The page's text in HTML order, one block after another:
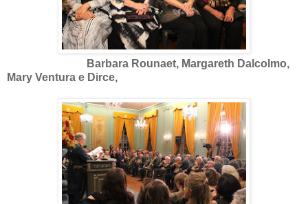
Barbara Rounaet, Margareth Dalcolmo,
Mary Ventura e Dirce,